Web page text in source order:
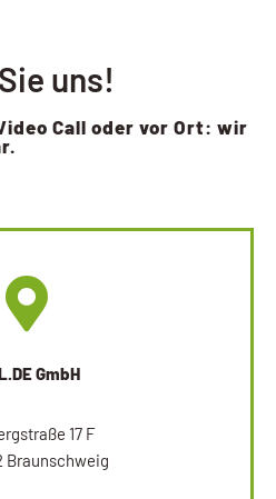
uns!
Call oder vor Ort: wir
GmbH
17 F
Braunschweig